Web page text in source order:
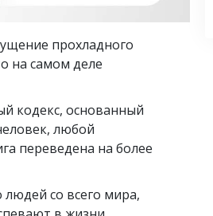
Основы
прохладного
на самом деле
кодекс, основанный
любой
переведена на более
со всего мира,